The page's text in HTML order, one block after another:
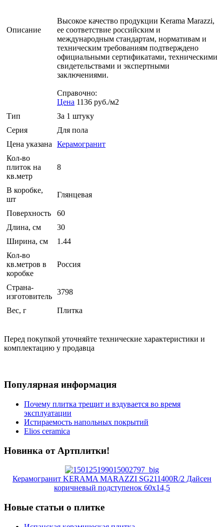
Описание
Высокое качество продукции Kerama Marazzi,
ее соответствие российским и
международным стандартам, нормативам и
техническим требованиям подтверждено
официальными сертификатами, техническими
свидетельствами и экспертными
заключениями.
Справочно:
Цена 1136 руб./м2
Тип
За 1 штуку
Серия
Для пола
Цена указана Керамогранит
Кол-во
плиток на
кв.метр
8
В коробке,
шт
Глянцевая
Поверхность
60
Длина, см
30
Ширина, см
1.44
Кол-во
кв.метров в
коробке
Россия
Страна-
изготовитель
3798
Вес, г Плитка
Перед покупкой уточняйте технические характеристики и
комплектацию у продавца
Популярная информация
Почему плитка трещит и вздувается во время
эксплуатации
Истираемость напольных покрытий
Elios ceramica
Новинка от Артплитки!
Керамогранит KERAMA MARAZZI SG211400R/2 Дайсен
коричневый подступенок 60х14,5
Новые статьи о плитке